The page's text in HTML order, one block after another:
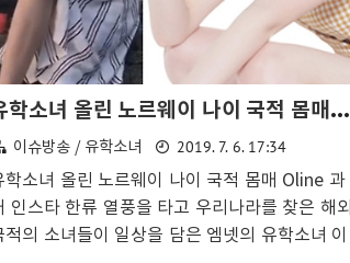
유학소녀 올린 노르웨이 나이 국적 몸매 Oline 아버지 노출 과거 인스타
이슈방송 / 유학소녀 2019. 7. 6. 17:34
학소녀 올린 노르웨이 나이 국적 몸매 Oline 과
인스타 한류 열풍을 타고 우리나라를 찾은 해외
적의 소녀들이 일상을 담은 엠넷의 유학소녀 이